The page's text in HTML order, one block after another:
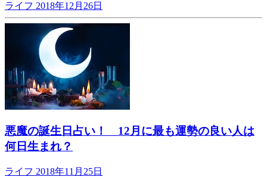
ライフ 2018年12月26日
悪魔の誕生日占い！ 12月に最も運勢の良い人は
何日生まれ？
ライフ 2018年11月25日